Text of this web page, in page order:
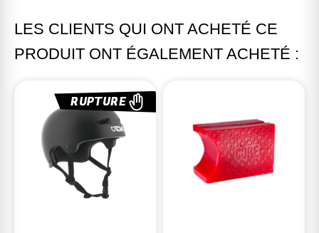
LES CLIENTS QUI ONT ACHETÉ CE
PRODUIT ONT ÉGALEMENT ACHETÉ :
RUPTURE